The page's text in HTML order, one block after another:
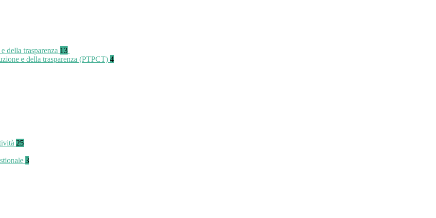
della trasparenza 13
e della trasparenza (PTPCT) 4
25
3